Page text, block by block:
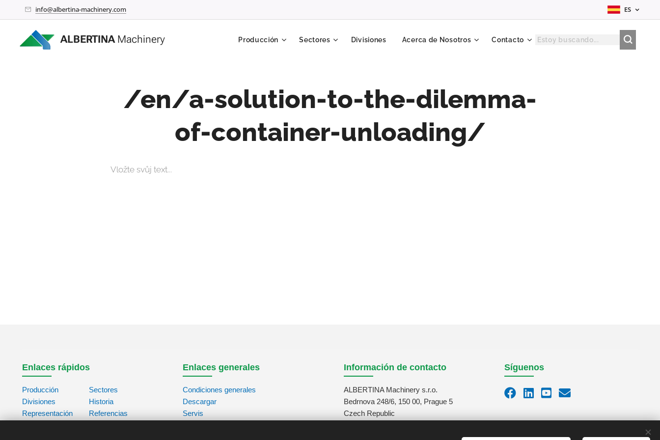
info@albertina-machinery.com ES
ALBERTINA Machinery Producción Sectores Divisiones Acerca de Nosotros Contacto
/en/a-solution-to-the-dilemma-
of-container-unloading/
Vložte svůj text...
Enlaces rápidos
Producción
Sectores
Divisiones
Historia
Representación
Referencias
Enlaces generales
Condiciones generales
Descargar
Servis
Información de contacto
ALBERTINA Machinery s.r.o.
Bedrnova 248/6, 150 00, Prague 5
Czech Republic
Síguenos